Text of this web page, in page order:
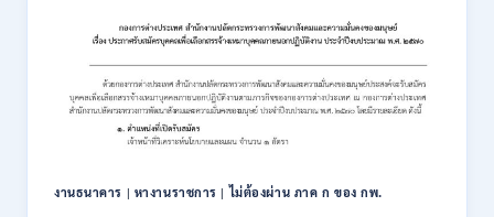
สมัคร
ONLINE
–
31
สิงหาคม
รับ
สมัคร
สอบ
แข่งขัน
เพื่อ
บรรจุ
ตั้ง
งานธนาคาร | หางานราชการ |ไม่ต้องผ่าน ภาค ก ของ กพ.